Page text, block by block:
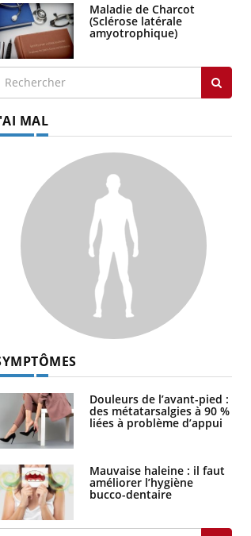
La sieste empêche-t-elle de dormir
la nuit ?
Maladie de Charcot
(Sclérose latérale
amyotrophique)
MAL
Douleurs de l’avant-pied :
des métatarsalgies à 90 %
liées à problème d’appui
Mauvaise haleine : il faut
améliorer l’hygiène
bucco-dentaire